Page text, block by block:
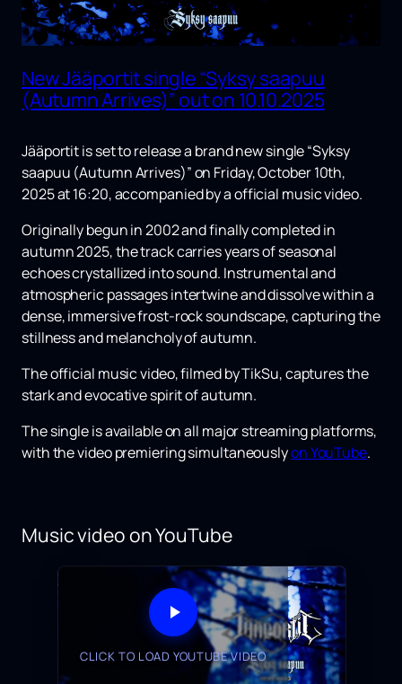
New Jääportit single “Syksy saapuu
(Autumn Arrives)” out on 10.10.2025
Jääportit is set to release a brand new single“Syksy
saapuu (Autumn Arrives)”on Friday, October 10th,
2025 at 16:20, accompanied by aofficial music video.
Originally begun in 2002 and finally completed in
autumn 2025, the track carries years of seasonal
echoes crystallized into sound. Instrumental and
atmospheric passages intertwine and dissolve within a
dense, immersive frost-rock soundscape, capturing the
stillness and melancholy of autumn.
The official music video, filmed byTikSu, captures the
stark and evocative spirit of autumn.
The single is available on all major streaming platforms,
with the video premiering simultaneouslyon YouTube.
Music video on YouTube
CLICK TO LOAD YOUTUBE VIDEO